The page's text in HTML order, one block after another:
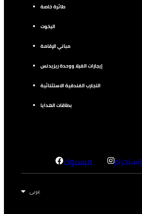
طائرة خاصة
اليخوت
مباني الإقامة
إيجارات الفيلا ووحدة ريزيدنس
التجارب الفندقية الاستثنائية
بطاقات الهدايا
فيسبوك إنستجرام